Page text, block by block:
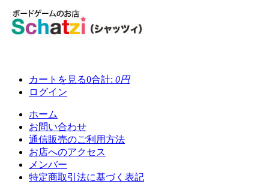
カートを見る0合計: 0円
ログイン
ホーム
お問い合わせ
通信販売のご利用方法
お店へのアクセス
メンバー
特定商取引法に基づく表記